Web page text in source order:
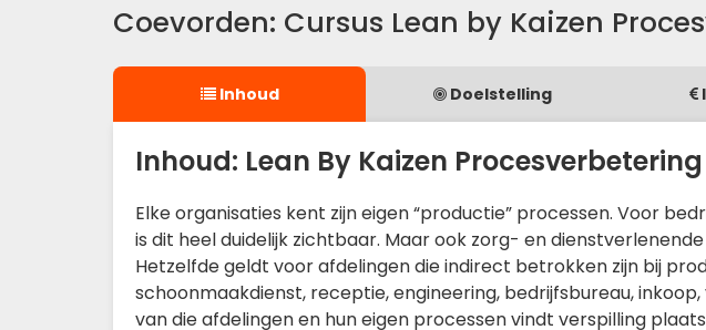
Coevorden: Cursus Lean by Kaizen
Inhoud Doelstelling
Inhoud: Lean By Kaizen Procesverbetering
Elke organisaties kent zijn eigen “productie” processen. Voor
is dit heel duidelijk zichtbaar. Maar ook zorg- en
Hetzelfde geldt voor afdelingen die indirect betrokken zijn bij
schoonmaakdienst, receptie, engineering, bedrijfsbureau,
van die afdelingen en hun eigen processen vindt verspilling